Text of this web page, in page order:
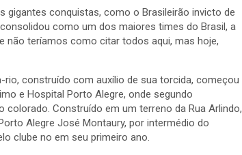
gigantes conquistas, como o Brasileirão invicto de
como um dos maiores times do Brasil, a
não teríamos como citar todos aqui, mas hoje,
construído com auxílio de sua torcida, começou
e Hospital Porto Alegre, onde segundo
colorado. Construído em um terreno da Rua Arlindo,
Alegre José Montaury, por intermédio do
clube no em seu primeiro ano.